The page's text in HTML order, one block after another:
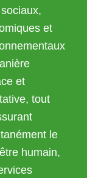
et
et
tout
le
humain,